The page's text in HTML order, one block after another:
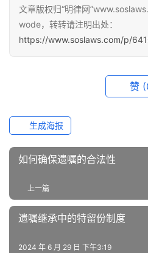
文章版权归“明律网
wode，转转请注明出处：
https://www.soslaws.com/p/
赞
生成海报
如何确保遗嘱的合法性
上一篇
遗嘱继承中的特留份制度
2024 年 6 月 29 日 下午3:19